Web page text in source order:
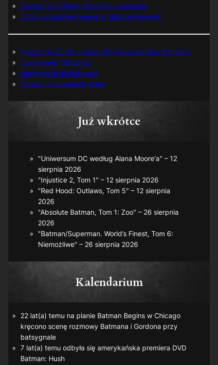
Batman and Robin: Memento – recenzja
30 lat od polskiej premiery „Batman Forever”
Powrót do lat 60. z okazji 60-lecia premiery Batmana
Z archiwum TM-Semic
Nawiązania do Batmana
Batman na kasetach video
Już wkrótce
"Uniwersum DC według Alana Moore'a" – 12
sierpnia 2026
"Injustice 2, Tom 1" – 12 sierpnia 2026
"Red Hood: Outlaws, Tom 5" – 12 sierpnia
2026
"Absolute Batman, Tom 1: Zoo" – 26 sierpnia
2026
"Batman/Superman. World’s Finest, Tom 6:
Niemożliwe" – 26 sierpnia 2026
Kalendarium
22 lat(a) temu na planie Batman Beginsw Chicago
kręcono scenę rozmowy Batmana i Gordona przy
batsygnale
7 lat(a) temu odbyła się amerykańska premiera DVD
Batman: Hush